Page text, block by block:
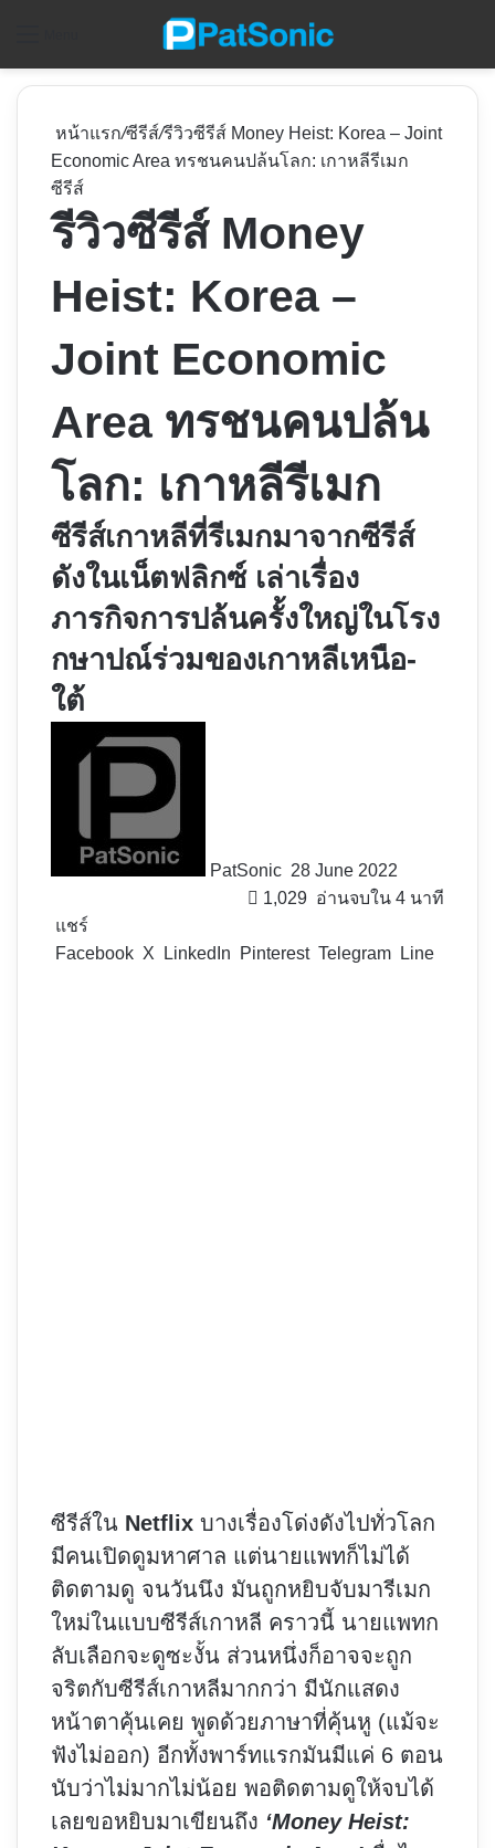
หน้าแรก/ซีรีส์/รีวิวซีรีส์ Money Heist: Korea – Joint
Economic Area ทรชนคนปล้นโลก: เกาหลีรีเมก
ซีรีส์
รีวิวซีรีส์ Money
Heist: Korea –
Joint Economic
Area ทรชนคนปล้น
โลก: เกาหลีรีเมก
ซีรีส์เกาหลีที่รีเมกมาจากซีรีส์
ดังในเน็ตฟลิกซ์ เล่า​เรื่อง
ภารกิจการปล้นครั้งใหญ่ในโรง
กษาปณ์ร่วมของเกาหลีเหนือ-
ใต้
PatSonic 28 June 2022
1,029 อ่านจบใน 4 นาที
แชร์
Facebook X LinkedIn Pinterest Telegram Line
ซีรีส์ใน Netflix บางเรื่องโด่งดังไปทั่วโลก
มีคนเปิดดูมหาศาล แต่นายแพทก็ไม่ได้
ติดตามดู จนวันนึง มันถูกหยิบจับมารีเมก
ใหม่ในแบบซีรีส์เกาหลี คราวนี้ นายแพทก
ลับเลือกจะดูซะงั้น ส่วนหนึ่งก็อาจจะถูก
จริตกับซีรีส์เกาหลีมากกว่า มีนักแสดง
หน้าตาคุ้นเคย พูดด้วยภาษาที่คุ้นหู (แม้จะ
ฟังไม่ออก) อีกทั้งพาร์ทแรกมันมีแค่ 6 ตอน
นับว่าไม่มากไม่น้อย พอติดตามดูให้จบได้
เลยขอหยิบมาเขียนถึง ‘Money Heist: